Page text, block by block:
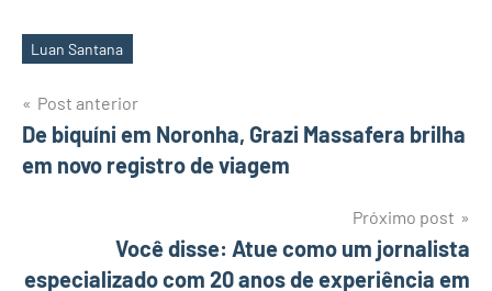
Tags
Luan Santana
Navegação
de
Post anterior
De biquíni em Noronha, Grazi Massafera brilha
em novo registro de viagem
Próximo post
Você disse: Atue como um jornalista
especializado com 20 anos de experiência em